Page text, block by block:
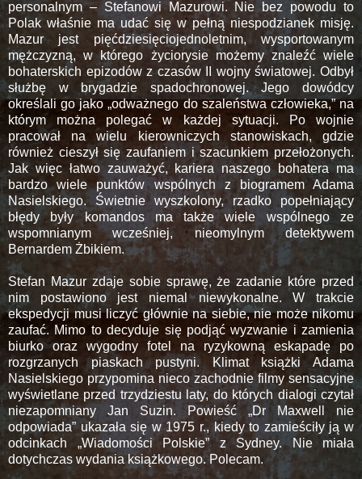
personalnym – Stefanowi Mazurowi. Nie bez powodu to
Polak właśnie ma udać się w pełną niespodzianek misję.
Mazur jest pięćdziesięciojednoletnim, wysportowanym
mężczyzną, w którego życiorysie możemy znaleźć wiele
bohaterskich epizodów z czasów II wojny światowej. Odbył
służbę w brygadzie spadochronowej. Jego dowódcy
określali go jako „odważnego do szaleństwa człowieka,” na
którym można polegać w każdej sytuacji. Po wojnie
pracował na wielu kierowniczych stanowiskach, gdzie
również cieszył się zaufaniem i szacunkiem przełożonych.
Jak więc łatwo zauważyć, kariera naszego bohatera ma
bardzo wiele punktów wspólnych z biogramem Adama
Nasielskiego. Świetnie wyszkolony, rzadko popełniający
błędy były komandos ma także wiele wspólnego ze
wspomnianym wcześniej, nieomylnym detektywem
Bernardem Żbikiem.
Stefan Mazur zdaje sobie sprawę, że zadanie które przed
nim postawiono jest niemal niewykonalne. W trakcie
ekspedycji musi liczyć głównie na siebie, nie może nikomu
zaufać. Mimo to decyduje się podjąć wyzwanie i zamienia
biurko oraz wygodny fotel na ryzykowną eskapadę po
rozgrzanych piaskach pustyni. Klimat książki Adama
Nasielskiego przypomina nieco zachodnie filmy sensacyjne
wyświetlane przed trzydziestu laty, do których dialogi czytał
niezapomniany Jan Suzin. Powieść „Dr Maxwell nie
odpowiada” ukazała się w 1975 r., kiedy to zamieściły ją w
odcinkach „Wiadomości Polskie” z Sydney. Nie miała
dotychczas wydania książkowego. Polecam.